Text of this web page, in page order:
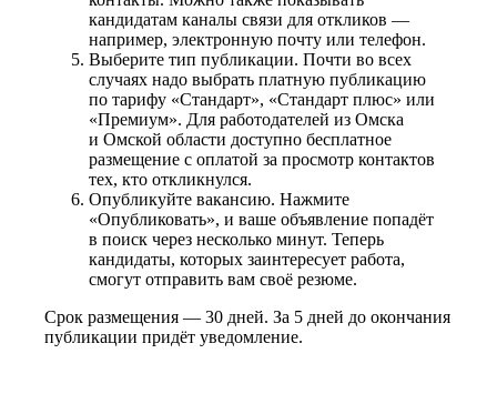
кандидатам каналы связи для откликов —
например, электронную почту или телефон.
Выберите тип публикации. Почти во всех
случаях надо выбрать платную публикацию
по тарифу «Стандарт», «Стандарт плюс» или
«Премиум». Для работодателей из Омска
и Омской области доступно бесплатное
размещение с оплатой за просмотр контактов
тех, кто откликнулся.
Опубликуйте вакансию. Нажмите
«Опубликовать», и ваше объявление попадёт
в поиск через несколько минут. Теперь
кандидаты, которых заинтересует работа,
смогут отправить вам своё резюме.
Срок размещения — 30 дней. За 5 дней до окончания
публикации придёт уведомление.